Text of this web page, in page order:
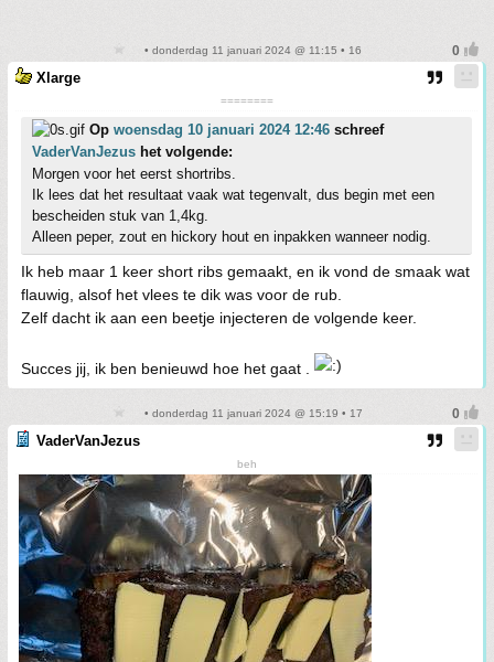
• donderdag 11 januari 2024 @ 11:15 • 16
Xlarge
========
Op woensdag 10 januari 2024 12:46 schreef
VaderVanJezus het volgende:
Morgen voor het eerst shortribs.
Ik lees dat het resultaat vaak wat tegenvalt, dus begin met een
bescheiden stuk van 1,4kg.
Alleen peper, zout en hickory hout en inpakken wanneer nodig.
Ik heb maar 1 keer short ribs gemaakt, en ik vond de smaak wat
flauwig, alsof het vlees te dik was voor de rub.
Zelf dacht ik aan een beetje injecteren de volgende keer.
Succes jij, ik ben benieuwd hoe het gaat .
• donderdag 11 januari 2024 @ 15:19 • 17
VaderVanJezus
beh